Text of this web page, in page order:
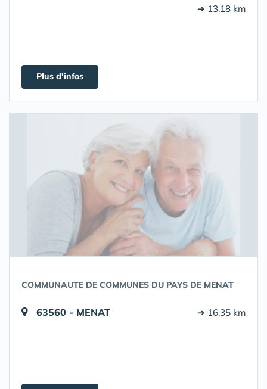
➔ 13.18 km
Plus d'infos
COMMUNAUTE DE COMMUNES DU PAYS DE MENAT
63560 - MENAT ➔ 16.35 km